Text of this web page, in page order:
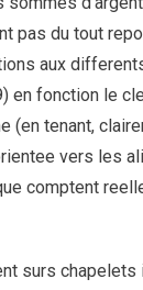
pas du tout
aux
en fonction le
(en tenant,
vers les
comptent
surs chapelets